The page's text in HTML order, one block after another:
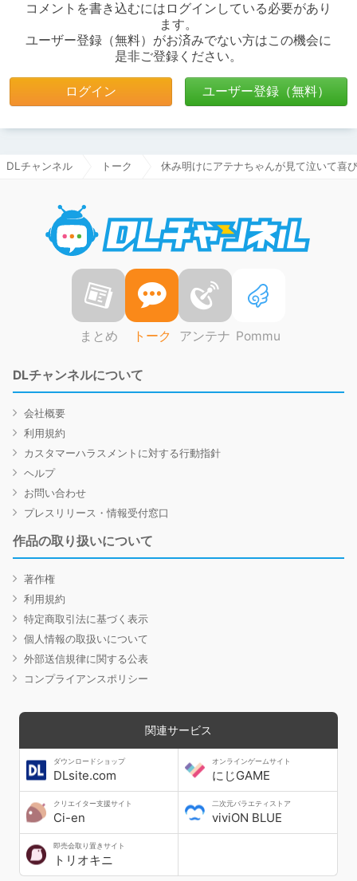
コメントを書き込むにはログインしている必要があり
ます。
ユーザー登録（無料）がお済みでない方はこの機会に
是非ご登録ください。
ログイン ユーザー登録（無料）
DLチャンネル トーク 休み明けにアテナちゃんが見て泣いて喜
まとめ トーク アンテナ Pommu
DLチャンネルについて
会社概要
利用規約
カスタマーハラスメントに対する行動指針
ヘルプ
お問い合わせ
プレスリリース・情報受付窓口
作品の取り扱いについて
著作権
利用規約
特定商取引法に基づく表示
個人情報の取扱いについて
外部送信規律に関する公表
コンプライアンスポリシー
関連サービス
ダウンロードショップ
DLsite.com
オンラインゲームサイト
にじGAME
クリエイター支援サイト
Ci-en
二次元バラエティストア
viviON BLUE
即売会取り置きサイト
トリオキニ